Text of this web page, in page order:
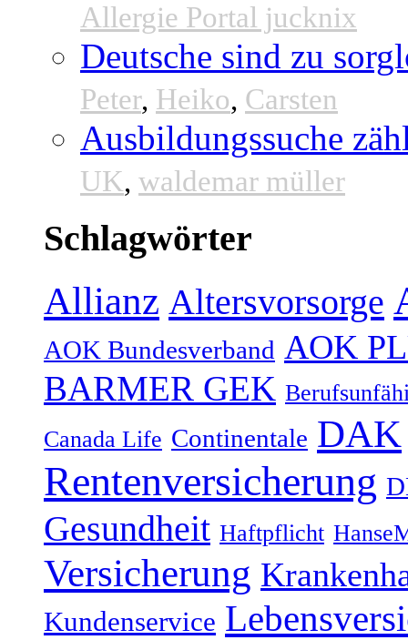
Allergie Portal jucknix
Deutsche sind zu
Peter, Heiko, Carsten
Ausbildungssuche
UK, waldemar müller
Schlagwörter
Allianz Altersvorsorge
AOK Bundesverband AOK
BARMER GEK
Canada Life Continentale DAK
Rentenversicherung
Gesundheit Haftpflicht
Versicherung
Kundenservice